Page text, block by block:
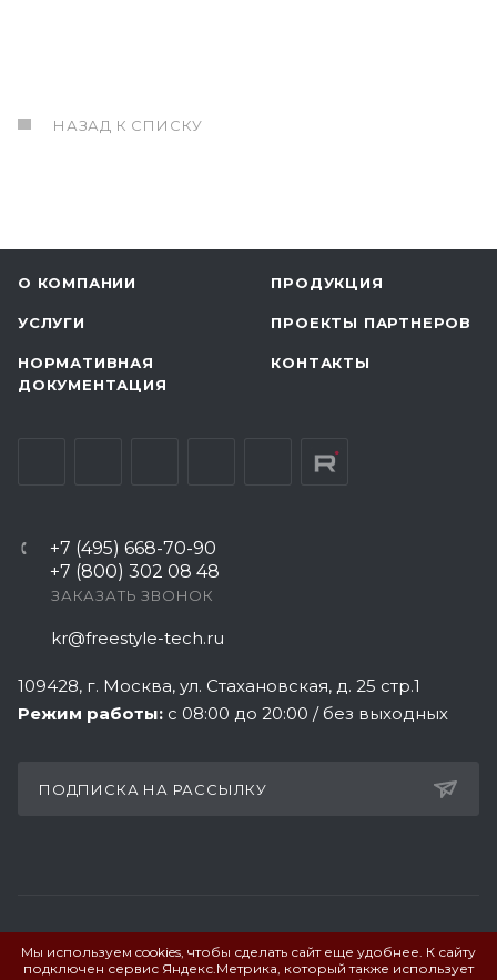
НАЗАД К СПИСКУ
О КОМПАНИИ ПРОДУКЦИЯ
УСЛУГИ ПРОЕКТЫ ПАРТНЕРОВ
НОРМАТИВНАЯ
ДОКУМЕНТАЦИЯ
КОНТАКТЫ
+7 (495) 668-70-90
+7 (800) 302 08 48
ЗАКАЗАТЬ ЗВОНОК
kr@freestyle-tech.ru
109428, г. Москва, ул. Стахановская, д. 25 стр.1
Режим работы: с 08:00 до 20:00 / без выходных
ПОДПИСКА НА РАССЫЛКУ
ПОЛИТИКА КОНФИДЕНЦИАЛЬНОСТИ
Мы используем cookies, чтобы сделать сайт еще удобнее. К сайту
подключен сервис Яндекс.Метрика, который также использует